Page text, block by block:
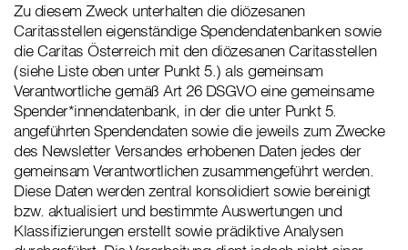
Zu diesem Zweck unterhalten die diözesanen
Caritasstellen eigenständige Spendendatenbanken sowie
die Caritas Österreich mit den diözesanen Caritasstellen
(siehe Liste oben unter Punkt 5.) als gemeinsam
Verantwortliche gemäß Art 26 DSGVO eine gemeinsame
Spender*innendatenbank, in der die unter Punkt 5.
angeführten Spendendaten sowie die jeweils zum Zwecke
des Newsletter Versandes erhobenen Daten jedes der
gemeinsam Verantwortlichen zusammengeführt werden.
Diese Daten werden zentral konsolidiert sowie bereinigt
bzw. aktualisiert und bestimmte Auswertungen und
Klassifizierungen erstellt sowie prädiktive Analysen